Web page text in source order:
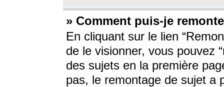
» Comment puis-je
En cliquant sur le lien
de le visionner, vous pouvez
des sujets en la première
pas, le remontage de sujet a